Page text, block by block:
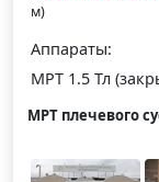
м)
Аппараты:
МРТ 1.5 Тл
МРТ плечевого